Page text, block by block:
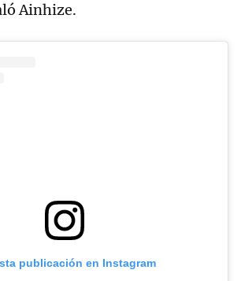
Ainhize.
publicación en Instagram